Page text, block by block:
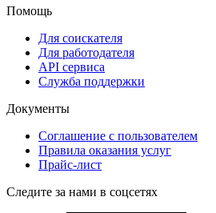
Помощь
Для соискателя
Для работодателя
API сервиса
Служба поддержки
Документы
Соглашение с пользователем
Правила оказания услуг
Прайс-лист
Следите за нами в соцсетях